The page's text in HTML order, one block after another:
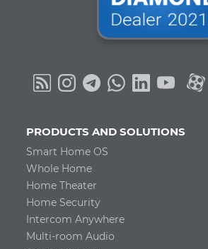
PRODUCTS AND SOLUTIONS
Smart Home OS
Whole Home
Home Theater
Home Security
Intercom Anywhere
Multi-room Audio